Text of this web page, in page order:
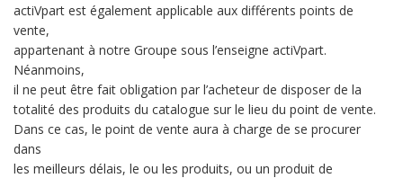
actiVpart est également applicable aux différents points de
vente,
appartenant à notre Groupe sous l’enseigne actiVpart.
Néanmoins,
il ne peut être fait obligation par l’acheteur de disposer de la
totalité des produits du catalogue sur le lieu du point de vente.
Dans ce cas, le point de vente aura à charge de se procurer
dans
les meilleurs délais, le ou les produits, ou un produit de